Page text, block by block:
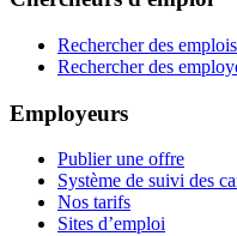
Rechercher des emplois
Rechercher des
Employeurs
Publier une offre
Système de suivi des
Nos tarifs
Sites d’emploi